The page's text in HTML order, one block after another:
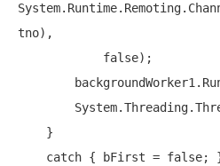
tno),
false);
catch { bFirst = false;